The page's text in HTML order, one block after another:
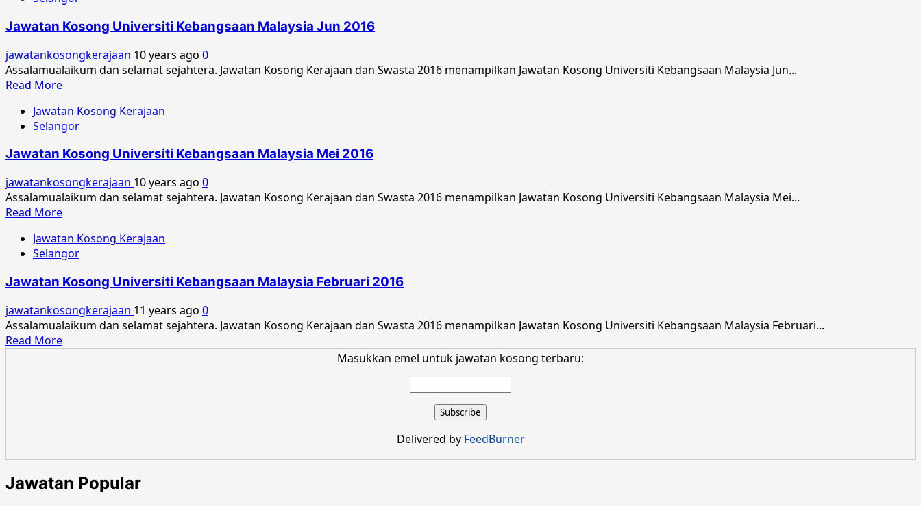
Universiti
Malaysia
September
2016
Jawatan Kosong Universiti Kebangsaan Malaysia Jun 2016
jawatankosongkerajaan 10 years ago 0
Assalamualaikum dan selamat sejahtera. Jawatan Kosong Kerajaan dan Swasta 2016 menampilkan Jawatan Kosong Universiti Kebangsaan Malaysia Jun...
Read MoreRead
about
Jawatan
Universiti
Kebangsaan
Malaysia
Jun
2016
Jawatan Kosong Kerajaan
Selangor
Jawatan Kosong Universiti Kebangsaan Malaysia Mei 2016
jawatankosongkerajaan 10 years ago 0
Assalamualaikum dan selamat sejahtera. Jawatan Kosong Kerajaan dan Swasta 2016 menampilkan Jawatan Kosong Universiti Kebangsaan Malaysia Mei...
Read MoreRead
about
Jawatan
Universiti
Malaysia
Mei
2016
Jawatan Kosong Kerajaan
Selangor
Jawatan Kosong Universiti Kebangsaan Malaysia Februari 2016
jawatankosongkerajaan 11 years ago 0
Assalamualaikum dan selamat sejahtera. Jawatan Kosong Kerajaan dan Swasta 2016 menampilkan Jawatan Kosong Universiti Kebangsaan Malaysia Februari...
Read MoreRead
Februari
2016
Masukkan emel untuk jawatan kosong terbaru:
Delivered by FeedBurner
Jawatan Popular